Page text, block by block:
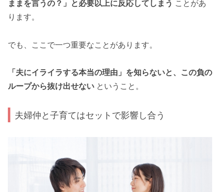
ままを言うの？」と必要以上に反応してしまう ことがあ
ります。
でも、ここで一つ重要なことがあります。
「夫にイライラする本当の理由」を知らないと、この負の
ループから抜け出せない ということ。
夫婦仲と子育てはセットで影響し合う